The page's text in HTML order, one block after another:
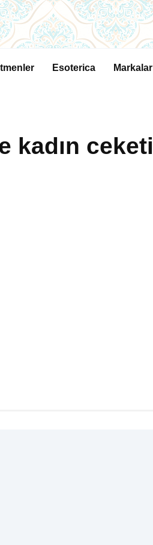
Esoterica Markalar
kadın ceketi